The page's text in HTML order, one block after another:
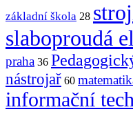
základní škola 28
slaboproudá
praha 36
nástrojař 60
informační